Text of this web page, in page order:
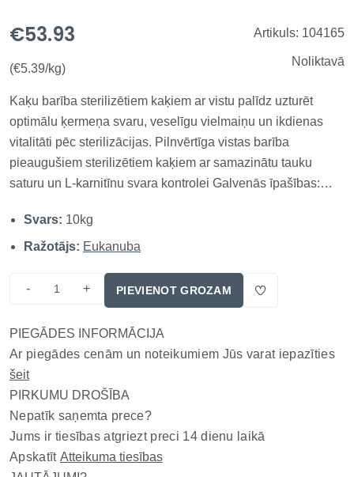
€53.93
(€5.39/kg)
Artikuls: 104165
Noliktavā
Kaķu barība sterilizētiem kaķiem ar vistu palīdz uzturēt
optimālu ķermeņa svaru, veselīgu vielmaiņu un ikdienas
vitalitāti pēc sterilizācijas. Pilnvērtīga vistas barība
pieaugušiem sterilizētiem kaķiem ar samazinātu tauku
saturu un L-karnitīnu svara kontrolei Galvenās īpašības:
mazāk tauku – svara kontrole sterilizētiem kaķiem*, L-
karnitīns palī...
Svars: 10kg
Ražotājs: Eukanuba
- + PIEVIENOT GROZAM
PIEGĀDES INFORMĀCIJA
Ar piegādes cenām un noteikumiem Jūs varat iepazīties
šeit
PIRKUMU DROŠĪBA
Nepatīk saņemta prece?
Jums ir tiesības atgriezt preci 14 dienu laikā
Apskatīt Atteikuma tiesības